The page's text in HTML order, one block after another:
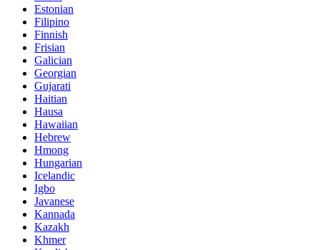
Estonian
Filipino
Finnish
Frisian
Galician
Georgian
Gujarati
Haitian
Hausa
Hawaiian
Hebrew
Hmong
Hungarian
Icelandic
Igbo
Javanese
Kannada
Kazakh
Khmer